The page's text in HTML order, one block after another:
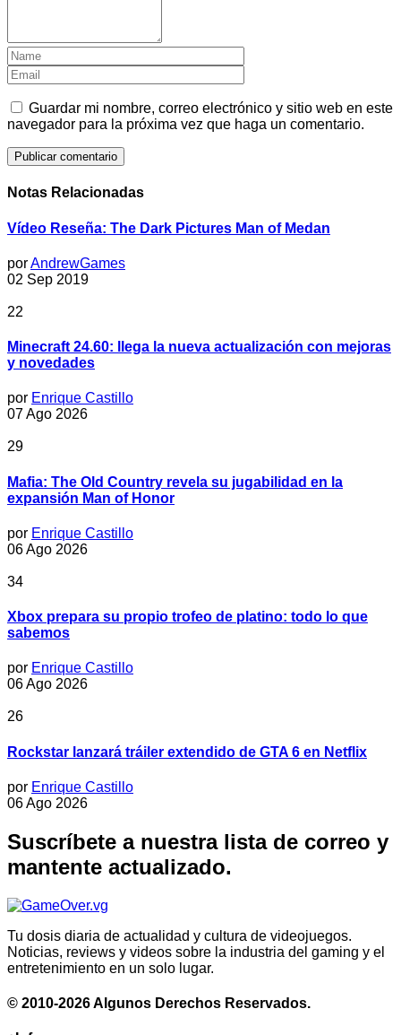
Guardar mi nombre, correo electrónico y sitio web en este
navegador para la próxima vez que haga un comentario.
Notas Relacionadas
Vídeo Reseña: The Dark Pictures Man of Medan
porAndrewGames
02 Sep 2019
22
Minecraft 24.60: llega la nueva actualización con mejoras
y novedades
por Enrique Castillo
07 Ago 2026
29
Mafia: The Old Country revela su jugabilidad en la
expansión Man of Honor
por Enrique Castillo
06 Ago 2026
34
Xbox prepara su propio trofeo de platino: todo lo que
sabemos
por Enrique Castillo
06 Ago 2026
26
Rockstar lanzará tráiler extendido de GTA 6 en Netflix
por Enrique Castillo
06 Ago 2026
Suscríbete a nuestra lista de correo y
mantente actualizado.
Tu dosis diaria de actualidad y cultura de videojuegos.
Noticias, reviews y videos sobre la industria del gaming y el
entretenimiento en un solo lugar.
© 2010-2026 Algunos Derechos Reservados.